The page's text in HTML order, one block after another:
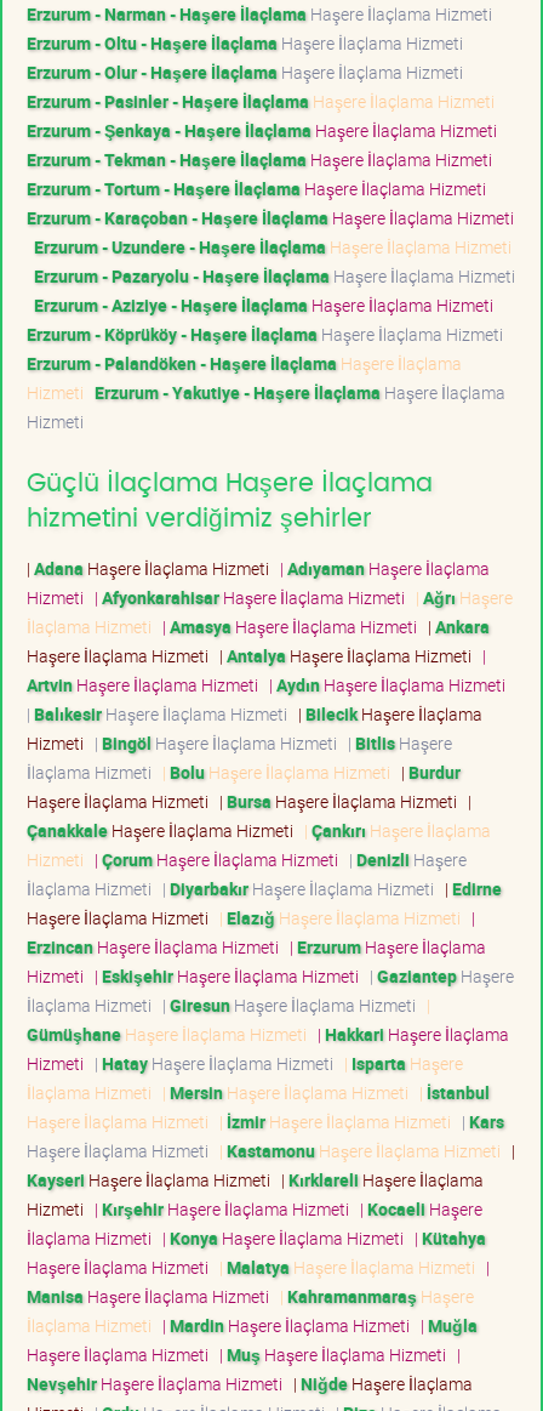
Erzurum - Narman - Haşere İlaçlama Haşere İlaçlama Hizmeti
Erzurum - Oltu - Haşere İlaçlama Haşere İlaçlama Hizmeti
Erzurum - Olur - Haşere İlaçlama Haşere İlaçlama Hizmeti
Erzurum - Pasinler - Haşere İlaçlama Haşere İlaçlama Hizmeti
Erzurum - Şenkaya - Haşere İlaçlama Haşere İlaçlama Hizmeti
Erzurum - Tekman - Haşere İlaçlama Haşere İlaçlama Hizmeti
Erzurum - Tortum - Haşere İlaçlama Haşere İlaçlama Hizmeti
Erzurum - Karaçoban - Haşere İlaçlama Haşere İlaçlama Hizmeti
Erzurum - Uzundere - Haşere İlaçlama Haşere İlaçlama Hizmeti
Erzurum - Pazaryolu - Haşere İlaçlama Haşere İlaçlama Hizmeti
Erzurum - Aziziye - Haşere İlaçlama Haşere İlaçlama Hizmeti
Erzurum - Köprüköy - Haşere İlaçlama Haşere İlaçlama Hizmeti
Erzurum - Palandöken - Haşere İlaçlama Haşere İlaçlama
Hizmeti Erzurum - Yakutiye - Haşere İlaçlama Haşere İlaçlama
Hizmeti
Güçlü İlaçlama Haşere İlaçlama
hizmetini verdiğimiz şehirler
| Adana Haşere İlaçlama Hizmeti | AdıyamanHaşere İlaçlama
Hizmeti | AfyonkarahisarHaşere İlaçlama Hizmeti | Ağrı Haşere
İlaçlama Hizmeti | Amasya Haşere İlaçlama Hizmeti | Ankara
Haşere İlaçlama Hizmeti | Antalya Haşere İlaçlama Hizmeti |
ArtvinHaşere İlaçlama Hizmeti | AydınHaşere İlaçlama Hizmeti
| BalıkesirHaşere İlaçlama Hizmeti | BilecikHaşere İlaçlama
Hizmeti | Bingöl Haşere İlaçlama Hizmeti | BitlisHaşere
İlaçlama Hizmeti | BoluHaşere İlaçlama Hizmeti | Burdur
Haşere İlaçlama Hizmeti | Bursa Haşere İlaçlama Hizmeti |
ÇanakkaleHaşere İlaçlama Hizmeti | Çankırı Haşere İlaçlama
Hizmeti | ÇorumHaşere İlaçlama Hizmeti | Denizli Haşere
İlaçlama Hizmeti | DiyarbakırHaşere İlaçlama Hizmeti | Edirne
Haşere İlaçlama Hizmeti | Elazığ Haşere İlaçlama Hizmeti |
ErzincanHaşere İlaçlama Hizmeti | ErzurumHaşere İlaçlama
Hizmeti | EskişehirHaşere İlaçlama Hizmeti | GaziantepHaşere
İlaçlama Hizmeti | GiresunHaşere İlaçlama Hizmeti |
GümüşhaneHaşere İlaçlama Hizmeti | Hakkari Haşere İlaçlama
Hizmeti | HatayHaşere İlaçlama Hizmeti | Isparta Haşere
İlaçlama Hizmeti | MersinHaşere İlaçlama Hizmeti | İstanbul
Haşere İlaçlama Hizmeti | İzmirHaşere İlaçlama Hizmeti | Kars
Haşere İlaçlama Hizmeti | KastamonuHaşere İlaçlama Hizmeti |
Kayseri Haşere İlaçlama Hizmeti | Kırklareli Haşere İlaçlama
Hizmeti | KırşehirHaşere İlaçlama Hizmeti | Kocaeli Haşere
İlaçlama Hizmeti | Konya Haşere İlaçlama Hizmeti | Kütahya
Haşere İlaçlama Hizmeti | Malatya Haşere İlaçlama Hizmeti |
Manisa Haşere İlaçlama Hizmeti | Kahramanmaraş Haşere
İlaçlama Hizmeti | MardinHaşere İlaçlama Hizmeti | Muğla
Haşere İlaçlama Hizmeti | Muş Haşere İlaçlama Hizmeti |
NevşehirHaşere İlaçlama Hizmeti | NiğdeHaşere İlaçlama